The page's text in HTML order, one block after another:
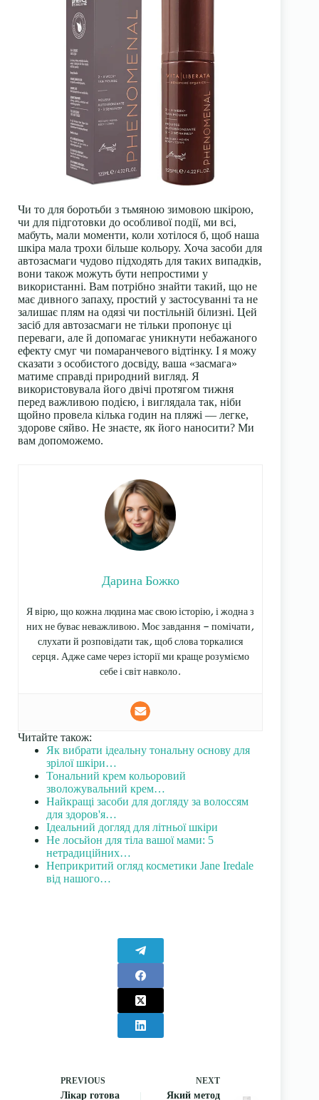
Чи то для боротьби з тьмяною зимовою шкірою,
чи для підготовки до особливої події, ми всі,
мабуть, мали моменти, коли хотілося б, щоб наша
шкіра мала трохи більше кольору. Хоча засоби для
автозасмаги чудово підходять для таких випадків,
вони також можуть бути непростими у
використанні. Вам потрібно знайти такий, що не
має дивного запаху, простий у застосуванні та не
залишає плям на одязі чи постільній білизні. Цей
засіб для автозасмаги не тільки пропонує ці
переваги, але й допомагає уникнути небажаного
ефекту смуг чи помаранчевого відтінку. І я можу
сказати з особистого досвіду, ваша «засмага»
матиме справді природний вигляд. Я
використовувала його двічі протягом тижня
перед важливою подією, і виглядала так, ніби
щойно провела кілька годин на пляжі — легке,
здорове сяйво. Не знаєте, як його наносити? Ми
вам допоможемо.
Дарина Божко
Я вірю, що кожна людина має свою історію, і жодна з
них не буває неважливою. Моє завдання — помічати,
слухати й розповідати так, щоб слова торкалися
серця. Адже саме через історії ми краще розуміємо
себе і світ навколо.
Читайте також:
Як вибрати ідеальну тональну основу для
зрілої шкіри…
Тональний крем кольоровий
зволожувальний крем…
Найкращі засоби для догляду за волоссям
для здоров'я…
Ідеальний догляд для літньої шкіри
Не лосьйон для тіла вашої мами: 5
нетрадиційних…
Неприкритий огляд косметики Jane Iredale
від нашого…
PREVIOUS
Лікар готова
NEXT
Який метод